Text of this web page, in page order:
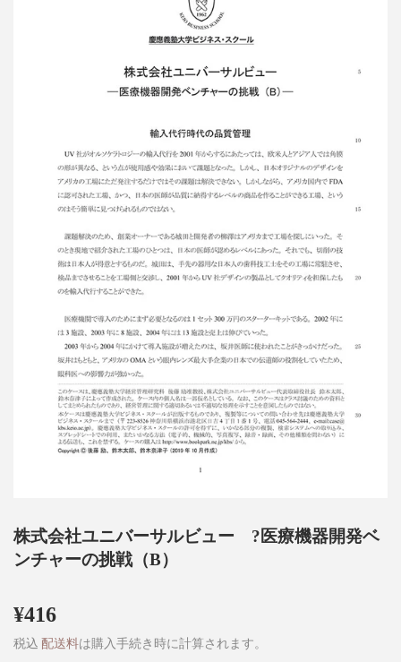
株式会社ユニバーサルビュー ?医療機器開発ベ
ンチャーの挑戦（B）
¥416
税込 配送料は購入手続き時に計算されます。